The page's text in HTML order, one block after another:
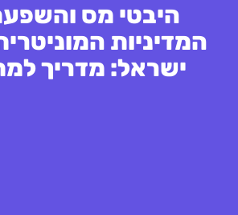
היבטי מס
המדיניות
ישראל: מדריך